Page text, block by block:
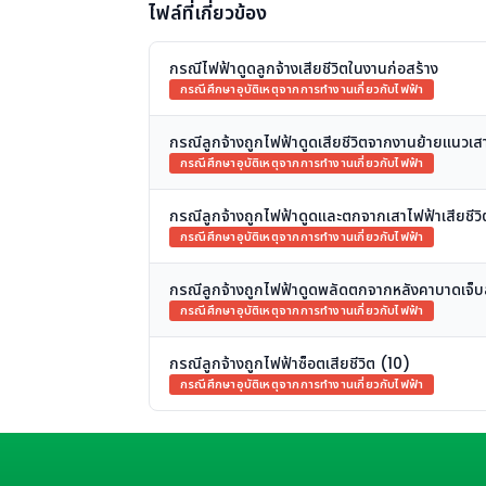
ไฟล์ที่เกี่ยวข้อง
กรณีไฟฟ้าดูดลูกจ้างเสียชีวิตในงานก่อสร้าง
กรณีศึกษาอุบัติเหตุจากการทำงานเกี่ยวกับไฟฟ้า
กรณีลูกจ้างถูกไฟฟ้าดูดเสียชีวิตจากงานย้ายแนวเส
กรณีศึกษาอุบัติเหตุจากการทำงานเกี่ยวกับไฟฟ้า
กรณีลูกจ้างถูกไฟฟ้าดูดและตกจากเสาไฟฟ้าเสียชีวิ
กรณีศึกษาอุบัติเหตุจากการทำงานเกี่ยวกับไฟฟ้า
กรณีลูกจ้างถูกไฟฟ้าดูดพลัดตกจากหลังคาบาดเจ็บ
กรณีศึกษาอุบัติเหตุจากการทำงานเกี่ยวกับไฟฟ้า
กรณีลูกจ้างถูกไฟฟ้าซ็อตเสียชีวิต (10)
กรณีศึกษาอุบัติเหตุจากการทำงานเกี่ยวกับไฟฟ้า